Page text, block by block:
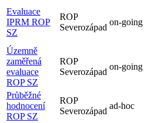
Evaluace
IPRM ROP
SZ
ROP
Severozápad
on-going
Územně
zaměřená
evaluace
ROP SZ
ROP
Severozápad
on-going
Průběžné
hodnocení
ROP SZ
ROP
Severozápad
ad-hoc